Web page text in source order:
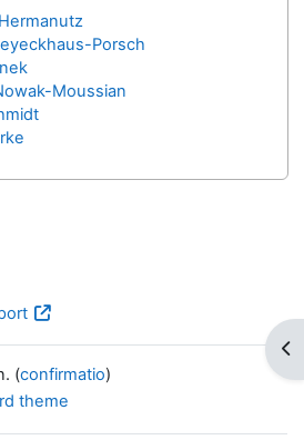
Porsch
Moussian
(confirmatio)
theme